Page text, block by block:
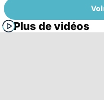
Plus de vidéos